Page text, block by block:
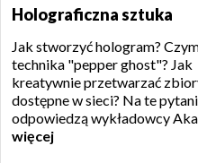
Holograficzna sztuka
Jak stworzyć hologram?
technika "pepper ghost"? Jak
kreatywnie przetwarzać
dostępne w sieci? Na te
odpowiedzą wykładowcy Aka...
więcej